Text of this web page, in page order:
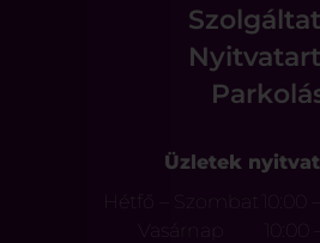
Üzletek
Hétfő – Szombat
Vasárnap